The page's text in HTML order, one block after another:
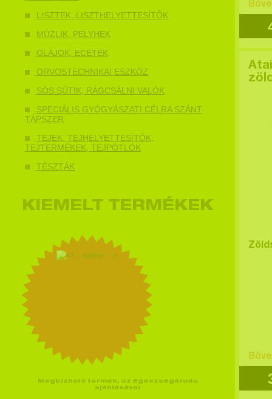
LISZTEK, LISZTHELYETTESÍTŐK
MÜZLIK, PELYHEK
OLAJOK, ECETEK
ORVOSTECHNIKAI ESZKÖZ
SÓS SÜTIK, RÁGCSÁLNI VALÓK
SPECIÁLIS GYÓGYÁSZATI CÉLRA SZÁNT
TÁPSZER
TEJEK, TEJHELYETTESÍTŐK,
TEJTERMÉKEK, TEJPÓTLÓK
TÉSZTÁK
KIEMELT TERMÉKEK
Megbízható termék, az Egészségáruda
ajánlásával